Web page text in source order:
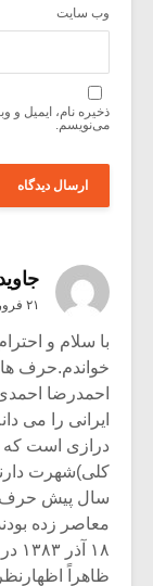
وب‌ سایت
ذخیره نام، ایمیل و
می‌نویسم.
۲۱ فروردین ۱۳۹۳ در ۵:۱۹ ب٫ظ
با سلام و
خواندم.حرف
احمدرضا
ایرانی را می
درازی است که
کلی)شهرت
سال پیش حرف
معاصر زده
۱۸ آذر ۱۳۸۳ در
ظاهراً